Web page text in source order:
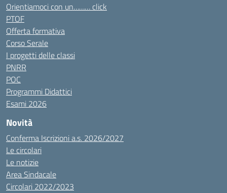
Orientiamoci con un……… click
PTOF
Offerta formativa
Corso Serale
I progetti delle classi
PNRR
POC
Programmi Didattici
Esami 2026
Novità
Conferma Iscrizioni a.s. 2026/2027
Le circolari
Le notizie
Area Sindacale
Circolari 2022/2023